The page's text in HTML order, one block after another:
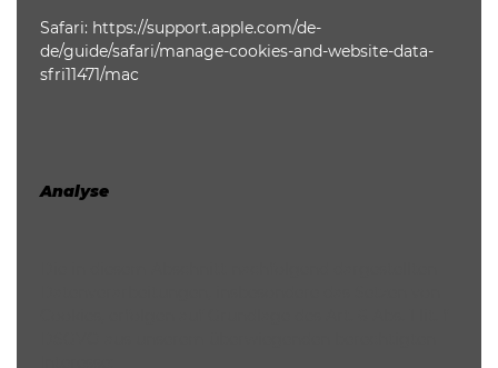
Safari: https://support.apple.com/de-
de/guide/safari/manage-cookies-and-website-data-
sfri11471/mac
Analyse